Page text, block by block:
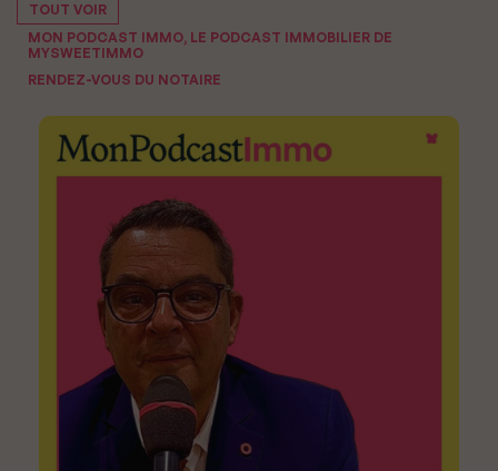
TOUT VOIR
MON PODCAST IMMO, LE PODCAST IMMOBILIER DE
MYSWEETIMMO
RENDEZ-VOUS DU NOTAIRE